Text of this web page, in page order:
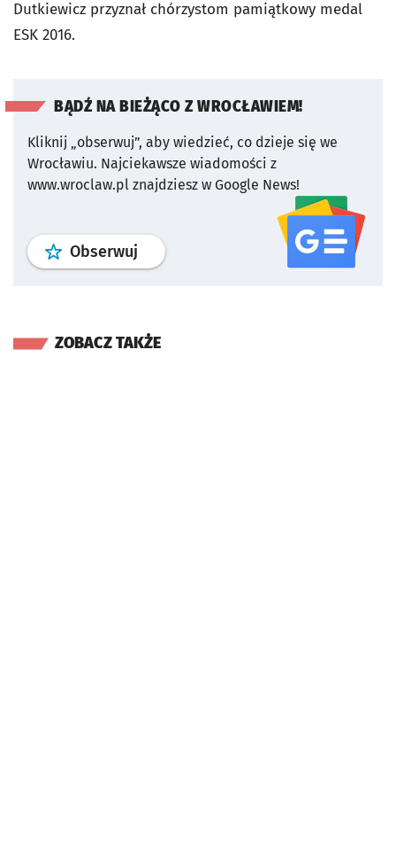
Dutkiewicz przyznał chórzystom pamiątkowy medal
ESK 2016.
BĄDŹ NA BIEŻĄCO Z WROCŁAWIEM!
Kliknij „obserwuj”, aby wiedzieć, co dzieje się we
Wrocławiu. Najciekawsze wiadomości z
www.wroclaw.pl znajdziesz w Google News!
Obserwuj profil serwisu
ZOBACZ TAKŻE